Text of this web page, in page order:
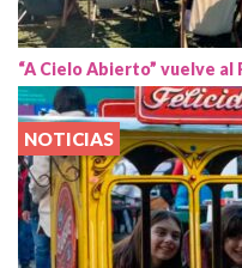
“A Cielo Abierto” vuelve al
NOTICIAS